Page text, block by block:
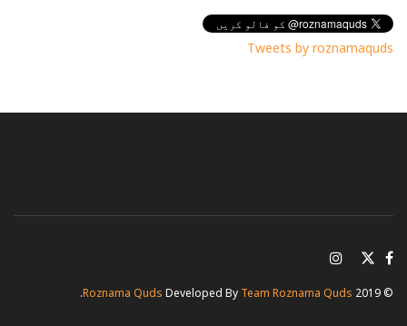
Tweets by roznamaquds
© 2019
Roznama Quds Developed By Team Roznama Quds
.